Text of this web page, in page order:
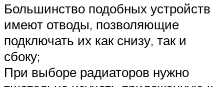
Большинство подобных устройств
имеют отводы, позволяющие
подключать их как снизу, так и
сбоку;
При выборе радиаторов нужно